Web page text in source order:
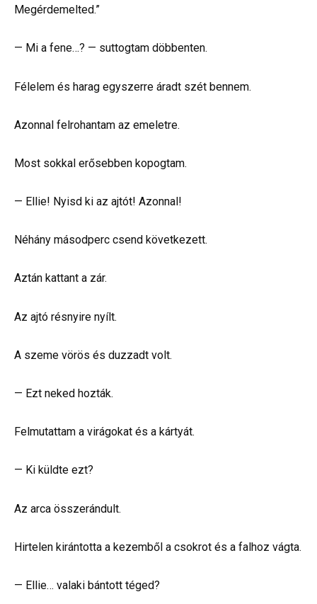
Megérdemelted.”
— Mi a fene…? — suttogtam döbbenten.
Félelem és harag egyszerre áradt szét bennem.
Azonnal felrohantam az emeletre.
Most sokkal erősebben kopogtam.
— Ellie! Nyisd ki az ajtót! Azonnal!
Néhány másodperc csend következett.
Aztán kattant a zár.
Az ajtó résnyire nyílt.
A szeme vörös és duzzadt volt.
— Ezt neked hozták.
Felmutattam a virágokat és a kártyát.
— Ki küldte ezt?
Az arca összerándult.
Hirtelen kirántotta a kezemből a csokrot és a falhoz vágta.
— Ellie… valaki bántott téged?